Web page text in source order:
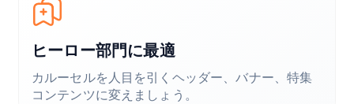
ヒーロー部門に最適
カルーセルを人目を引くヘッダー、バナー、特集
コンテンツに変えましょう。